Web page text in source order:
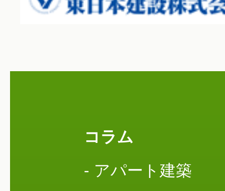
コラム
- アパート建築